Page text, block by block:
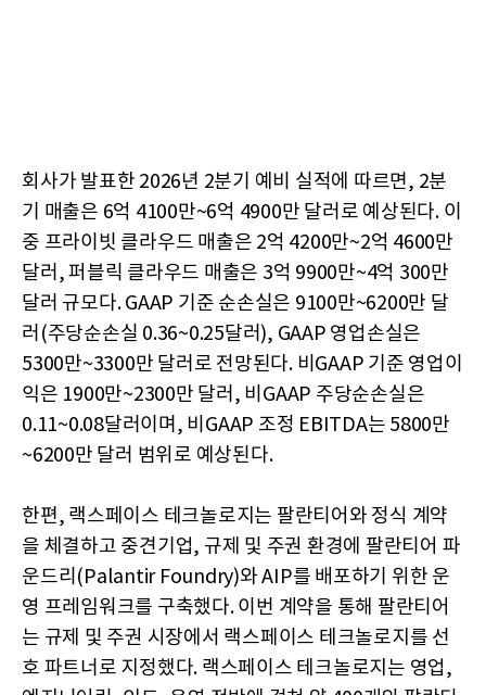
회사가 발표한 2026년 2분기 예비 실적에 따르면, 2분
기 매출은 6억 4100만~6억 4900만 달러로 예상된다. 이
중 프라이빗 클라우드 매출은 2억 4200만~2억 4600만
달러, 퍼블릭 클라우드 매출은 3억 9900만~4억 300만
달러 규모다. GAAP 기준 순손실은 9100만~6200만 달
러(주당순손실 0.36~0.25달러), GAAP 영업손실은
5300만~3300만 달러로 전망된다. 비GAAP 기준 영업이
익은 1900만~2300만 달러, 비GAAP 주당순손실은
0.11~0.08달러이며, 비GAAP 조정 EBITDA는 5800만
~6200만 달러 범위로 예상된다.
한편, 랙스페이스 테크놀로지는 팔란티어와 정식 계약
을 체결하고 중견기업, 규제 및 주권 환경에 팔란티어 파
운드리(Palantir Foundry)와 AIP를 배포하기 위한 운
영 프레임워크를 구축했다. 이번 계약을 통해 팔란티어
는 규제 및 주권 시장에서 랙스페이스 테크놀로지를 선
호 파트너로 지정했다. 랙스페이스 테크놀로지는 영업,